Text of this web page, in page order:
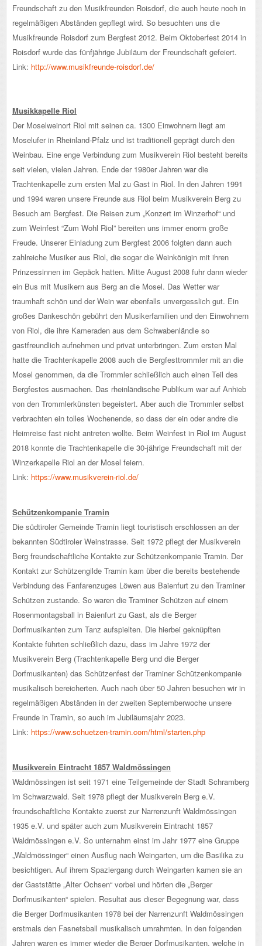
Freundschaft zu den Musikfreunden Roisdorf, die auch heute noch in
regelmäßigen Abständen gepflegt wird. So besuchten uns die
Musikfreunde Roisdorf zum Bergfest 2012. Beim Oktoberfest 2014 in
Roisdorf wurde das fünfjährige Jubiläum der Freundschaft gefeiert.
Link: http://www.musikfreunde-roisdorf.de/
Musikkapelle Riol
Der Moselweinort Riol mit seinen ca. 1300 Einwohnern liegt am
Moselufer in Rheinland-Pfalz und ist traditionell geprägt durch den
Weinbau. Eine enge Verbindung zum Musikverein Riol besteht bereits
seit vielen, vielen Jahren. Ende der 1980er Jahren war die
Trachtenkapelle zum ersten Mal zu Gast in Riol. In den Jahren 1991
und 1994 waren unsere Freunde aus Riol beim Musikverein Berg zu
Besuch am Bergfest. Die Reisen zum „Konzert im Winzerhof“ und
zum Weinfest “Zum Wohl Riol” bereiten uns immer enorm große
Freude. Unserer Einladung zum Bergfest 2006 folgten dann auch
zahlreiche Musiker aus Riol, die sogar die Weinkönigin mit ihren
Prinzessinnen im Gepäck hatten. Mitte August 2008 fuhr dann wieder
ein Bus mit Musikern aus Berg an die Mosel. Das Wetter war
traumhaft schön und der Wein war ebenfalls unvergesslich gut. Ein
großes Dankeschön gebührt den Musikerfamilien und den Einwohnern
von Riol, die ihre Kameraden aus dem Schwabenländle so
gastfreundlich aufnehmen und privat unterbringen. Zum ersten Mal
hatte die Trachtenkapelle 2008 auch die Bergfesttrommler mit an die
Mosel genommen, da die Trommler schließlich auch einen Teil des
Bergfestes ausmachen. Das rheinländische Publikum war auf Anhieb
von den Trommlerkünsten begeistert. Aber auch die Trommler selbst
verbrachten ein tolles Wochenende, so dass der ein oder andre die
Heimreise fast nicht antreten wollte. Beim Weinfest in Riol im August
2018 konnte die Trachtenkapelle die 30-jährige Freundschaft mit der
Winzerkapelle Riol an der Mosel feiern.
Link: https://www.musikverein-riol.de/
Schützenkompanie Tramin
Die südtiroler Gemeinde Tramin liegt touristisch erschlossen an der
bekannten Südtiroler Weinstrasse. Seit 1972 pflegt der Musikverein
Berg freundschaftliche Kontakte zur Schützenkompanie Tramin. Der
Kontakt zur Schützengilde Tramin kam über die bereits bestehende
Verbindung des Fanfarenzuges Löwen aus Baienfurt zu den Traminer
Schützen zustande. So waren die Traminer Schützen auf einem
Rosenmontagsball in Baienfurt zu Gast, als die Berger
Dorfmusikanten zum Tanz aufspielten. Die hierbei geknüpften
Kontakte führten schließlich dazu, dass im Jahre 1972 der
Musikverein Berg (Trachtenkapelle Berg und die Berger
Dorfmusikanten) das Schützenfest der Traminer Schützenkompanie
musikalisch bereicherten. Auch nach über 50 Jahren besuchen wir in
regelmäßigen Abständen in der zweiten Septemberwoche unsere
Freunde in Tramin, so auch im Jubiläumsjahr 2023.
Link: https://www.schuetzen-tramin.com/html/starten.php
Musikverein Eintracht 1857 Waldmössingen
Waldmössingen ist seit 1971 eine Teilgemeinde der Stadt Schramberg
im Schwarzwald. Seit 1978 pflegt der Musikverein Berg e.V.
freundschaftliche Kontakte zuerst zur Narrenzunft Waldmössingen
1935 e.V. und später auch zum Musikverein Eintracht 1857
Waldmössingen e.V. So unternahm einst im Jahr 1977 eine Gruppe
„Waldmössinger“ einen Ausflug nach Weingarten, um die Basilika zu
besichtigen. Auf ihrem Spaziergang durch Weingarten kamen sie an
der Gaststätte „Alter Ochsen“ vorbei und hörten die „Berger
Dorfmusikanten“ spielen. Resultat aus dieser Begegnung war, dass
die Berger Dorfmusikanten 1978 bei der Narrenzunft Waldmössingen
erstmals den Fasnetsball musikalisch umrahmten. In den folgenden
Jahren waren es immer wieder die Berger Dorfmusikanten, welche in